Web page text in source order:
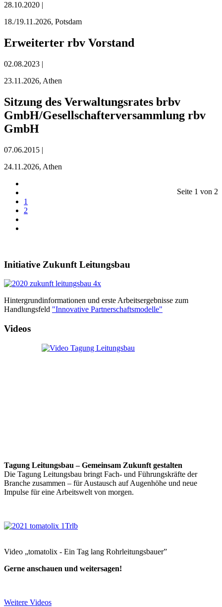
28.10.2020 |
18./19.11.2026, Potsdam
Erweiterter rbv Vorstand
02.08.2023 |
23.11.2026, Athen
Sitzung des Verwaltungsrates brbv
GmbH/Gesellschafterversammlung rbv
GmbH
07.06.2015 |
24.11.2026, Athen
Seite 1 von 2
1
2
Initiative Zukunft Leitungsbau
Hintergrundinformationen und erste Arbeitsergebnisse zum
Handlungsfeld "Innovative Partnerschaftsmodelle"
Videos
Tagung Leitungsbau – Gemeinsam Zukunft gestalten
Die Tagung Leitungsbau bringt Fach- und Führungskräfte der
Branche zusammen – für Austausch auf Augenhöhe und neue
Impulse für eine Arbeitswelt von morgen.
Video „tomatolix - Ein Tag lang Rohrleitungsbauer”
Gerne anschauen und weitersagen!
Weitere Videos